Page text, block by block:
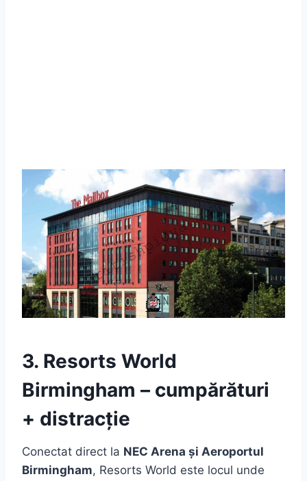
3. Resorts World
Birmingham – cumpărături
+ distracție
Conectat direct la NEC Arena și Aeroportul
Birmingham, Resorts World este locul unde